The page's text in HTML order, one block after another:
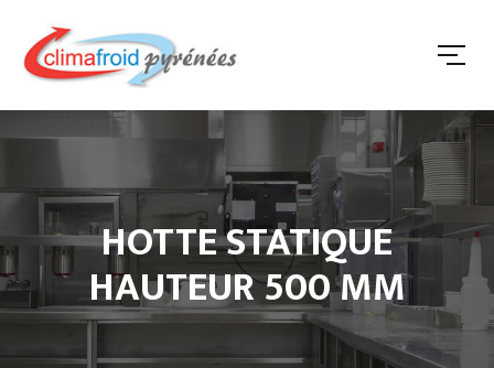
HOTTE STATIQUE
HAUTEUR 500 MM